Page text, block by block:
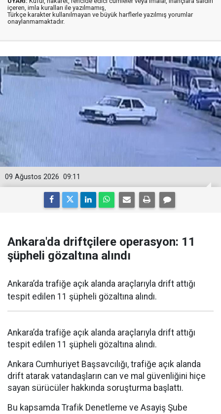
içeren, imla kuralları ile yazılmamış,
Türkçe karakter kullanılmayan ve büyük harflerle yazılmış yorumlar
onaylanmamaktadır.
09:11
09 Ağustos 2026
Ankara'da driftçilere operasyon: 11
şüpheli gözaltına alındı
Ankara’da trafiğe açık alanda araçlarıyla drift attığı
tespit edilen 11 şüpheli gözaltına alındı.
Ankara’da trafiğe açık alanda araçlarıyla drift attığı
tespit edilen 11 şüpheli gözaltına alındı.
Ankara Cumhuriyet Başsavcılığı, trafiğe açık alanda
drift atarak vatandaşların can ve mal güvenliğini hiçe
sayan sürücüler hakkında soruşturma başlattı.
Bu kapsamda Trafik Denetleme ve Asayiş Şube